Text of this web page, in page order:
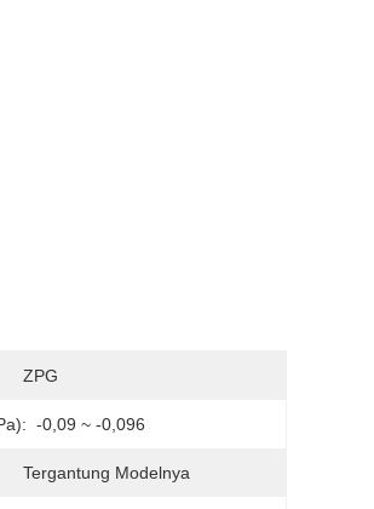
ZPG
-0,09 ~ -0,096
Tergantung Modelnya